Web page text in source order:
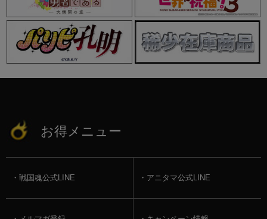
お得メニュー
戦国魂公式LINE アニタマ公式LINE